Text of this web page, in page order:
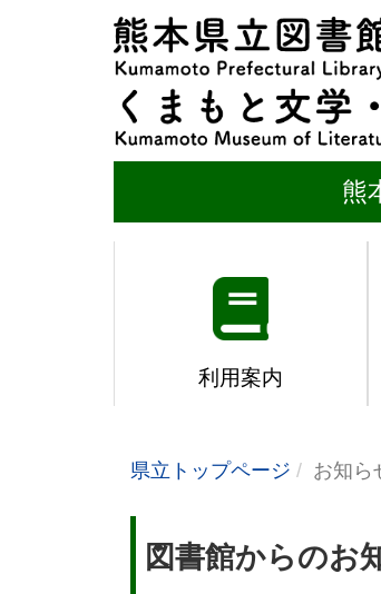
熊
利用案内
県立トップページ お知ら
図書館からのお